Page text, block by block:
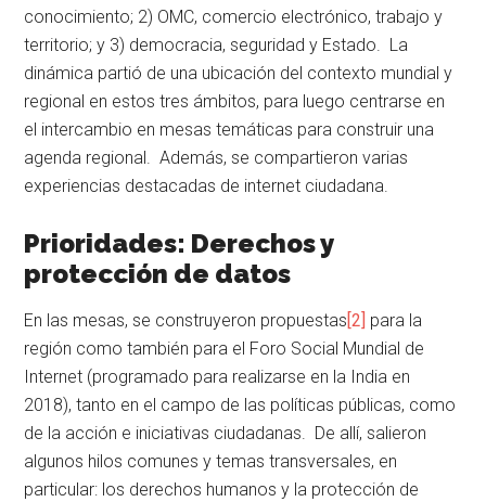
conocimiento; 2) OMC, comercio electrónico, trabajo y
territorio; y 3) democracia, seguridad y Estado. La
dinámica partió de una ubicación del contexto mundial y
regional en estos tres ámbitos, para luego centrarse en
el intercambio en mesas temáticas para construir una
agenda regional. Además, se compartieron varias
experiencias destacadas de internet ciudadana.
Prioridades: Derechos y
protección de datos
En las mesas, se construyeron propuestas[2] para la
región como también para el Foro Social Mundial de
Internet (programado para realizarse en la India en
2018), tanto en el campo de las políticas públicas, como
de la acción e iniciativas ciudadanas. De allí, salieron
algunos hilos comunes y temas transversales, en
particular: los derechos humanos y la protección de